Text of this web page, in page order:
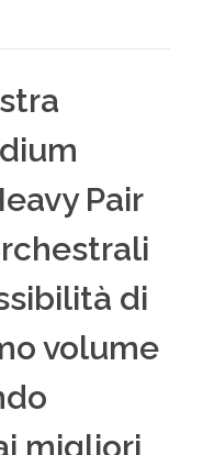
Pair
di
volume
migliori